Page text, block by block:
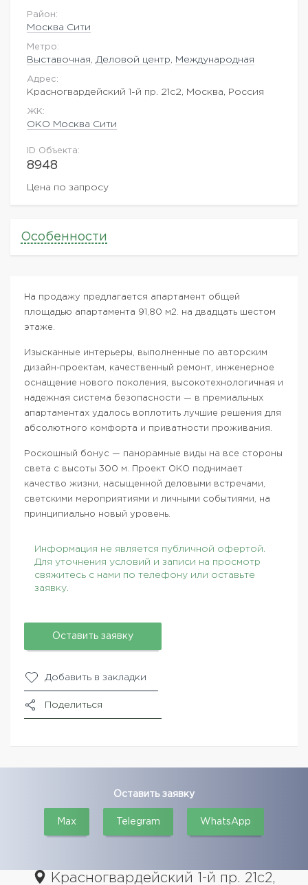
Район:
Москва Сити
Метро:
Выставочная Деловой центр Международная
Адрес:
Красногвардейский 1-й пр. 21с2, Москва, Россия
ЖK:
ОКО Москва Сити
ID Объекта:
8948
Цена по запросу
Особенности
На продажу предлагается апартамент общей
площадью апартамента 91,80 м2. на двадцать шестом
этаже.
Изысканные интерьеры, выполненные по авторским
дизайн-проектам, качественный ремонт, инженерное
оснащение нового поколения, высокотехнологичная и
надежная система безопасности — в премиальных
апартаментах удалось воплотить лучшие решения для
абсолютного комфорта и приватности проживания.
Роскошный бонус — панорамные виды на все стороны
света с высоты 300 м. Проект ОКО поднимает
качество жизни, насыщенной деловыми встречами,
светскими мероприятиями и личными событиями, на
принципиально новый уровень.
Информация не является публичной офертой.
Для уточнения условий и записи на просмотр
свяжитесь с нами по телефону или оставьте
заявку.
Оставить заявку
Добавить в закладки
Поделиться
Оставить заявку
Max Telegram WhatsApp
Красногвардейский 1-й пр. 21с2,